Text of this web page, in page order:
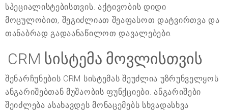
სპეციალისტებისთვის. აქტივობის დიდი
მოცულობით, შეგიძლიათ შეაფასოთ დატვირთვა და
თანაბრად გადაანაწილოთ დავალებები.
CRM სისტემა მოვლისთვის
შენარჩუნების CRM სისტემას შეუძლია უზრუნველყოს
ანგარიშებთან მუშაობის ფუნქციები. ანგარიშები
შეიძლება ასახავდეს მონაცემებს სხვადასხვა